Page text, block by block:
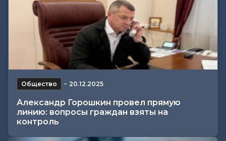
Общество − 20.12.2025
Александр Горошкин провел прямую
линию: вопросы граждан взяты на
контроль